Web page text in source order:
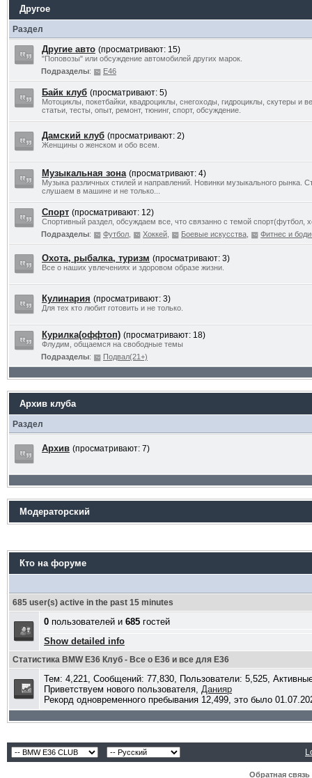
Другое
Раздел
Другие авто (просматривают: 15)
"Поповозы" или обсуждение автомобилей других марок.
Подразделы: E46
Байк клуб (просматривают: 5)
Мотоциклы, покетбайки, квадроциклы, снегоходы, гидроциклы, скутеры и
статьи, тесты, опыт, ремонт, тюнинг, спорт, обсуждение.
Дамский клуб (просматривают: 2)
Женщины о женском и обо всем.
Музыкальная зона (просматривают: 4)
Музыка различных стилей и направлений. Новинки музыкального рынка.
слушаем в машине и не только...
Спорт (просматривают: 12)
Спортивный раздел, обсуждаем все, что связанно с темой спорт(футбол,
Подразделы: Футбол, Хоккей, Боевые искусства, Фитнес и
Охота, рыбалка, туризм (просматривают: 3)
Все о наших увлечениях и здоровом образе жизни.
Кулинария (просматривают: 3)
Для тех кто любит готовить и не только.
Курилка(оффтоп) (просматривают: 18)
Флудим, общаемся на свободные темы
Подразделы: Подвал(21+)
Архив клуба
Раздел
Архив (просматривают: 7)
Модераторский
Кто на форуме
685 user(s) active in the past 15 minutes
0пользователей и 685гостей
Show detailed info
Статистика BMW E36 Клуб - Все о Е36 и все для Е36
Тем: 4,221, Сообщений: 77,830, Пользователи: 5,525,
Приветствуем нового пользователя, Данияр
Рекорд одновременного пребывания 12,499, это было
Обратная связь